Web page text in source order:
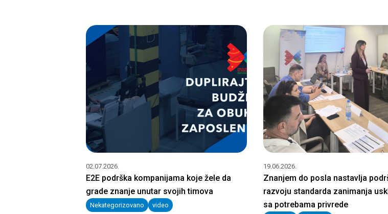
02.07.2026.
E2E podrška kompanijama koje žele da
grade znanje unutar svojih timova
Nekategorizovano video
19.06.2026.
Znanjem do posla nastavlja
razvoju standarda zanimanja
sa potrebama privrede